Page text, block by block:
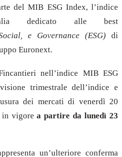
del MIB ESG Index, l’indice
dedicato alle best
e Governance (ESG) di
Euronext.
nell’indice MIB ESG
trimestrale dell’indice e
dei mercati di venerdì 20
in vigorea partire da lunedì 23
un’ulteriore conferma